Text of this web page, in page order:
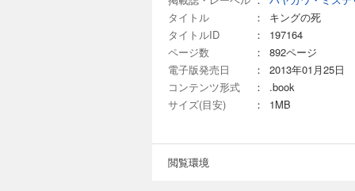
タイトル
：
キングの死
タイトルID
：
197164
ページ数
：
892ページ
電子版発売日
：
2013年01月25日
コンテンツ形式
：
.book
サイズ(目安)
： 1MB
閲覧環境